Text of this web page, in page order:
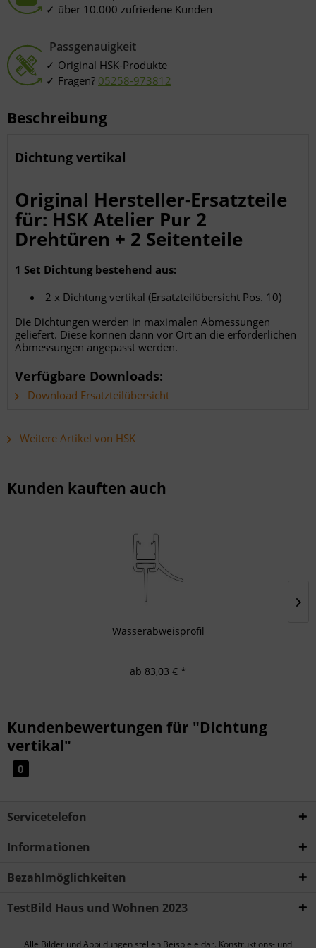
über 10.000 zufriedene Kunden
Passgenauigkeit
Original HSK-Produkte
Fragen? 05258-973812
Beschreibung
Dichtung vertikal
Original Hersteller-Ersatzteile
für: HSK Atelier Pur 2
Drehtüren + 2 Seitenteile
1 Set Dichtung bestehend aus:
2 x Dichtung vertikal (Ersatzteilübersicht Pos. 10)
Die Dichtungen werden in maximalen Abmessungen
geliefert. Diese können dann vor Ort an die erforderlichen
Abmessungen angepasst werden.
Verfügbare Downloads:
Download Ersatzteilübersicht
Weitere Artikel von HSK
Kunden kauften auch
Wasserabweisprofil
ab 83,03 € *
Kundenbewertungen für "Dichtung
vertikal"
0
Servicetelefon
Informationen
Bezahlmöglichkeiten
TestBild Haus und Wohnen 2023
Alle Bilder und Abbildungen stellen Beispiele dar. Konstruktions- und